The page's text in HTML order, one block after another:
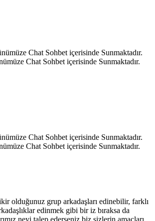
Chat Sohbet içerisinde Sunmaktadır.
Chat Sohbet içerisinde Sunmaktadır.
Chat Sohbet içerisinde Sunmaktadır.
Chat Sohbet içerisinde Sunmaktadır.
olduğunuz grup arkadaşları edinebilir, farklı
edinmek gibi bir iz bıraksa da